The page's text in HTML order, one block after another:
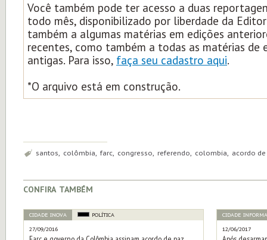
Você também pode ter acesso a duas
todo mês, disponibilizado por liberdade da
também a algumas matérias em edições
recentes, como também a todas as matérias de
antigas. Para isso, faça seu cadastro aqui.
*O arquivo está em construção.
Tags:santos, colômbia, farc, congresso, referendo, colombia, acordo de
confira também
CIDADE INOVA POLÍTICA
27/09/2016
CIDADE INFORMA
12/06/2017